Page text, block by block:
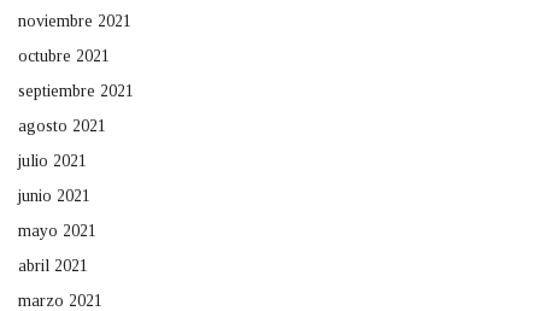
noviembre 2021
octubre 2021
septiembre 2021
agosto 2021
julio 2021
junio 2021
mayo 2021
abril 2021
marzo 2021